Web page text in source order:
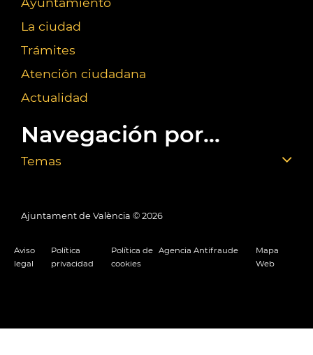
La ciudad
Trámites
Atención ciudadana
Actualidad
Navegación por...
Temas
Ajuntament de València © 2026
Aviso
legal
Política
privacidad
Política de
cookies
Agencia Antifraude
Mapa
Web